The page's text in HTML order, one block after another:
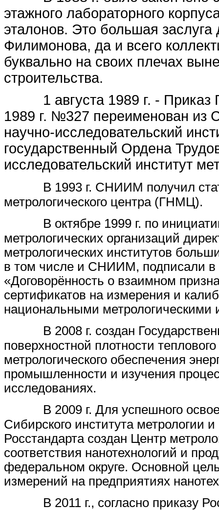
этажного лабораторного
эталонов. Это большая заслуга
Филимонова, да и всего
буквально на своих плечах
строительства.
1 августа 1989 г. - Приказ
1989 г. №327 переименован из
научно-исследовательский
государственный Ордена
исследовательский институт
В 1993 г. СНИИМ получил
метрологического центра (ГНМЦ).
В октябре 1999 г. по
метрологических организаций
метрологических институтов
в том числе и СНИИМ, подписали
«Договорённость о взаимном
сертификатов на измерения и
национальными метрологическими
В 2008 г. создан
поверхностной плотности
метрологического обеспечения
промышленности и изучения
исследованиях.
В 2009 г. Для успешного
Сибирского института
Росстандарта создан Центр
соответствия нанотехнологий и
федеральном округе. Основной
измерений на предприятиях
В 2011 г., согласно приказу